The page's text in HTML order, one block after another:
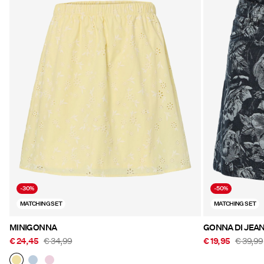
-30%
MATCHING SET
MINIGONNA
€ 24,45 € 34,99
-50%
MATCHING SET
GONNA DI
€ 19,95 € 39,99